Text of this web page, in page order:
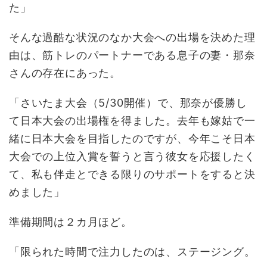
た」
そんな過酷な状況のなか大会への出場を決めた理
由は、筋トレのパートナーである息子の妻・那奈
さんの存在にあった。
「さいたま大会（5/30開催）で、那奈が優勝し
て日本大会の出場権を得ました。去年も嫁姑で一
緒に日本大会を目指したのですが、今年こそ日本
大会での上位入賞を誓うと言う彼女を応援したく
て、私も伴走とできる限りのサポートをすると決
めました」
準備期間は２カ月ほど。
「限られた時間で注力したのは、ステージング。